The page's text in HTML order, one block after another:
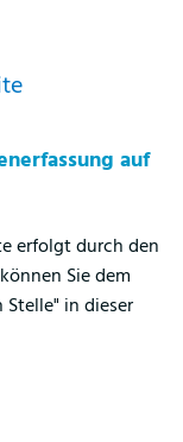
auf
erfolgt durch den
Sie dem
in dieser